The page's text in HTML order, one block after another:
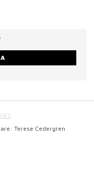
Terese Cedergren